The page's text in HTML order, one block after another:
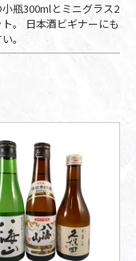
瓶300mlとミニグラス2
。 日本酒ビギナーにも
。